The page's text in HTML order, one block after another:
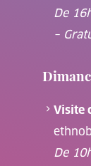
De
–
Visite
De